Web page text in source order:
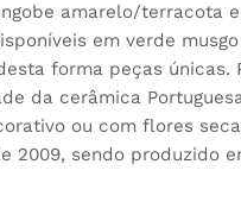
amarelo/terracota
em verde
forma peças únicas.
da cerâmica
ou com flores
2009, sendo produzido